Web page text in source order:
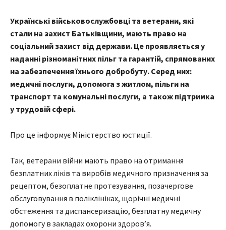
Українські військовослужбовці та ветерани, які
стали на захист Батьківщини, мають право на
соціальний захист від держави. Це проявляється у
наданні різноманітних пільг та гарантій, спрямованих
на забезпечення їхнього добробуту. Серед них:
медичні послуги, допомога з житлом, пільги на
транспорт та комунальні послуги, а також підтримка
у трудовій сфері.
Про це інформує Міністерство юстиції.
Так, ветерани війни мають право на отримання
безплатних ліків та виробів медичного призначення за
рецептом, безоплатне протезування, позачергове
обслуговування в поліклініках, щорічні медичні
обстеження та диспансеризацію, безплатну медичну
допомогу в закладах охорони здоров’я.